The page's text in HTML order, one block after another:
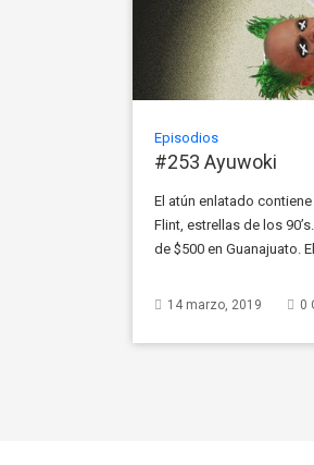
Episodios
#253 Ayuwoki
El atún enlatado
Flint, estrellas de los
de $500 en Guanajuato.
14 marzo, 2019 0